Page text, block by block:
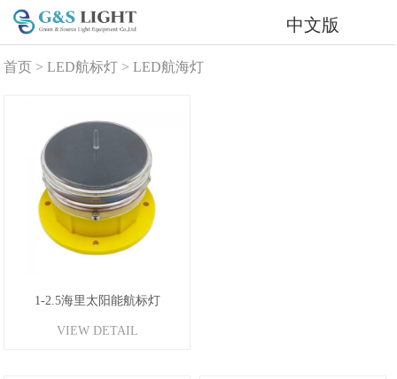
中文版
首页 >LED航标灯 >LED航海灯
1-2.5海里太阳能航标灯
VIEW DETAIL